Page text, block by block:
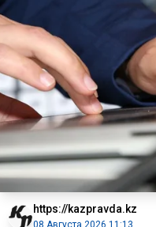
https://kazpravda.kz